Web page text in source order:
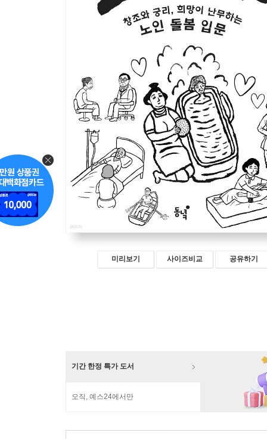
미리보기 사이즈비교 공유하기
기간 한정 특가 도서
오직, 예스24에서만